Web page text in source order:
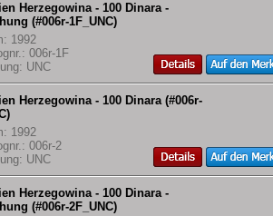
Herzegowina - 100 Dinara -
(#006r-1F_UNC)
1992
006r-1F
UNC
Herzegowina - 100 Dinara (#006r-
1992
006r-2
UNC
Herzegowina - 100 Dinara -
(#006r-2F_UNC)